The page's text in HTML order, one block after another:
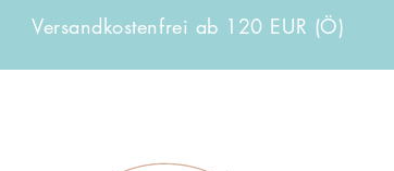
Versandkostenfrei ab 120 EUR (Ö)